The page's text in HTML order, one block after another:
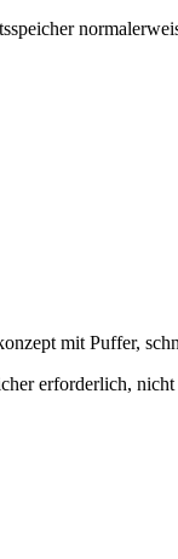
mit Puffer,
erforderlich,